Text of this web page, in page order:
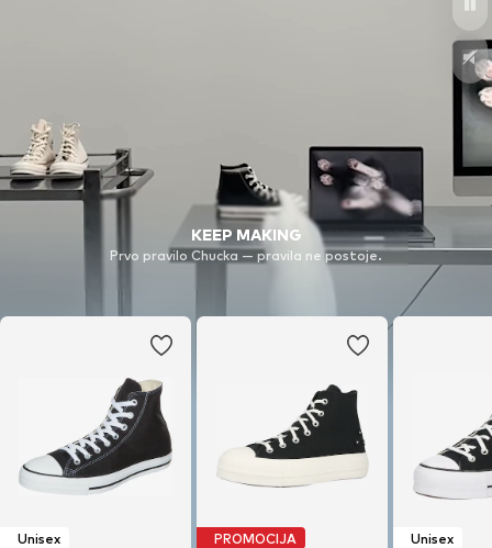
KEEP MAKING
Prvo pravilo Chucka — pravila ne postoje.
Unisex PROMOCIJA Unisex